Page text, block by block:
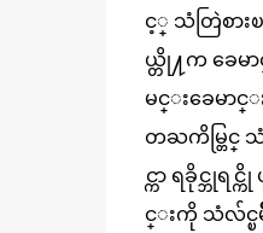
င့္ သံတြဲစား
ယ္တို႔က ခေမ
မင္းခေမာ
တႀကိမ္တြင္
င္ကာ ရခိုင္ဘု
င္းကို သံလ်င္